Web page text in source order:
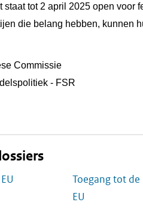
staat tot 2 april 2025 open voor
die belang hebben, kunnen
Commissie
- FSR
Toegang tot
EU